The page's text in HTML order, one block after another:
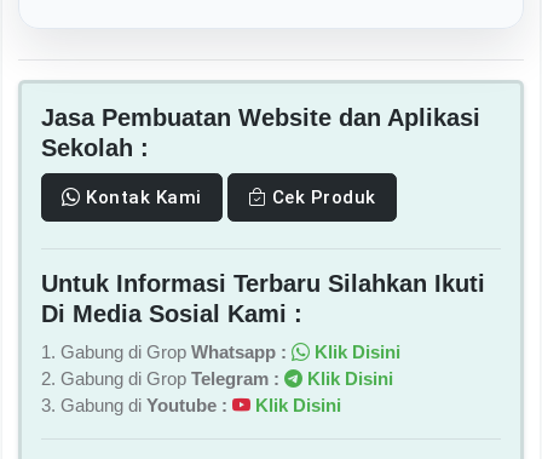
Jasa Pembuatan Website dan Aplikasi
Sekolah :
Kontak Kami Cek Produk
Untuk Informasi Terbaru Silahkan Ikuti
Di Media Sosial Kami :
1. Gabung di Grop Whatsapp :
Klik Disini
2. Gabung di Grop Telegram :
Klik Disini
3. Gabung di Youtube : Klik Disini